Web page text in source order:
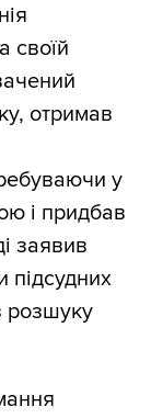
своїй
отримав
у
і придбав
заявив
підсудних
розшуку